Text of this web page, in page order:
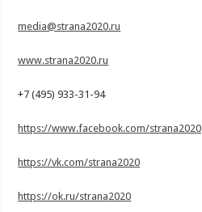
media@strana2020.ru
www.strana2020.ru
+7 (495) 933-31-94
https://www.facebook.com/strana2020
https://vk.com/strana2020
https://ok.ru/strana2020